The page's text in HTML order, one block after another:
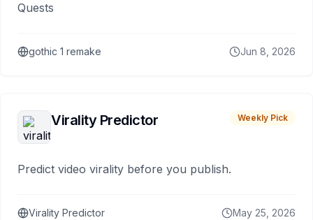
Quests
gothic 1 remake Jun 8, 2026
Virality Predictor Weekly Pick
Predict video virality before you publish.
Virality Predictor May 25, 2026